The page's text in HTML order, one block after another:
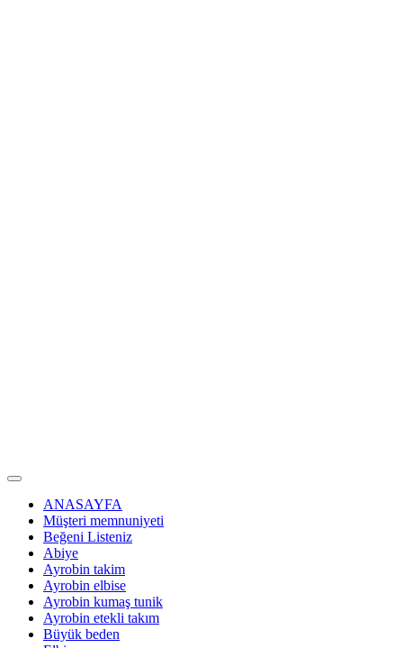
ANASAYFA
Müşteri memnuniyeti
Beğeni Listeniz
Abiye
Ayrobin takim
Ayrobin elbise
Ayrobin kumaş tunik
Ayrobin etekli takım
Büyük beden